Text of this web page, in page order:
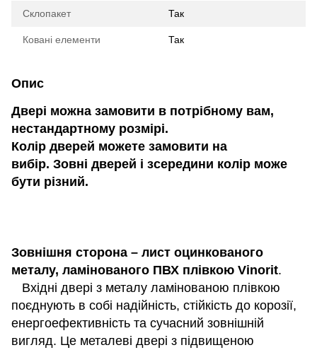
Склопакет Так
Ковані елементи Так
Опис
Двері можна замовити в потрібному вам,
нестандартному розмірі.
Колір дверей можете замовити на
вибір. Зовні дверей і зсередини колір може
бути різний.
Зовнішня сторона – лист оцинкованого
металу, ламінованого ПВХ плівкою Vinorit.
Вхідні двері з металу ламінованою плівкою
поєднують в собі надійність, стійкість до корозії,
енергоефективність та сучасний зовнішній
вигляд. Це металеві двері з підвищеною